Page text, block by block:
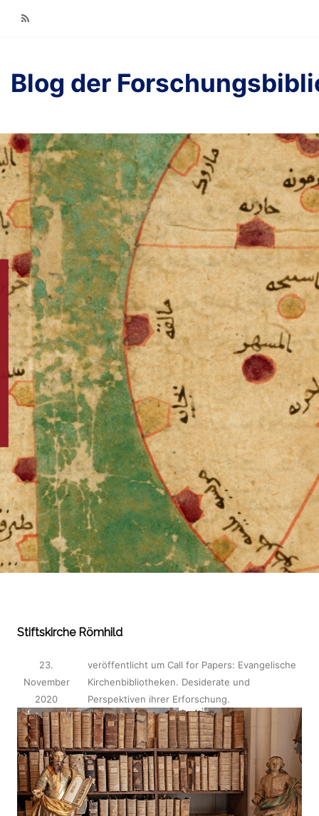
Blog der
Stiftskirche Römhild
veröffentlicht
23.
November
2020
um Call for Papers: Evangelische
Kirchenbibliotheken. Desiderate und
Perspektiven ihrer Erforschung.